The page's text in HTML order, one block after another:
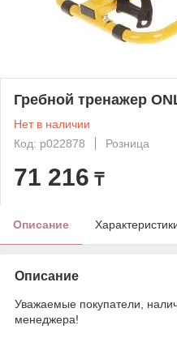
Гребной тренажер
Нет в наличии
Код: p022878
Розница
71 216 ₸
Описание
Описание
Уважаемые покупатели,
менеджера!